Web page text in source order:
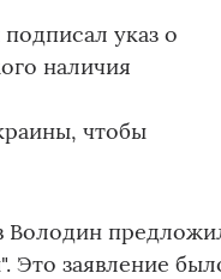
указ о
наличия
чтобы
Володин
Это заявление